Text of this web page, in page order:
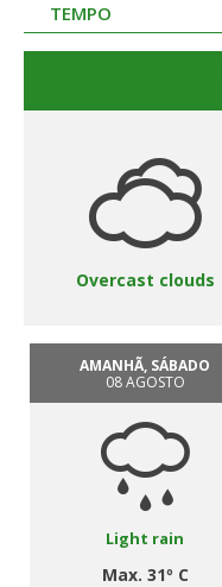
TEMPO
Overcast clouds
AMANHÃ, SÁBADO
08 AGOSTO
Light rain
Max. 31º C